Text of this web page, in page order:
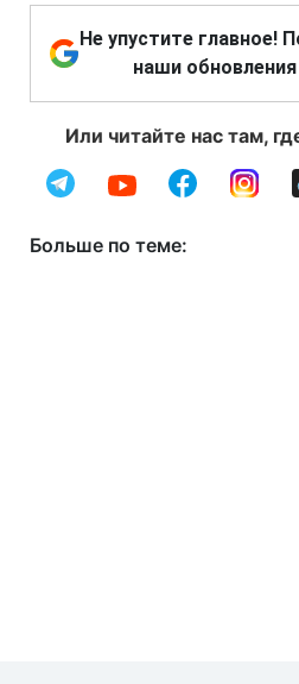
Не упустите главное!
наши
Или читайте нас там,
Больше по теме: